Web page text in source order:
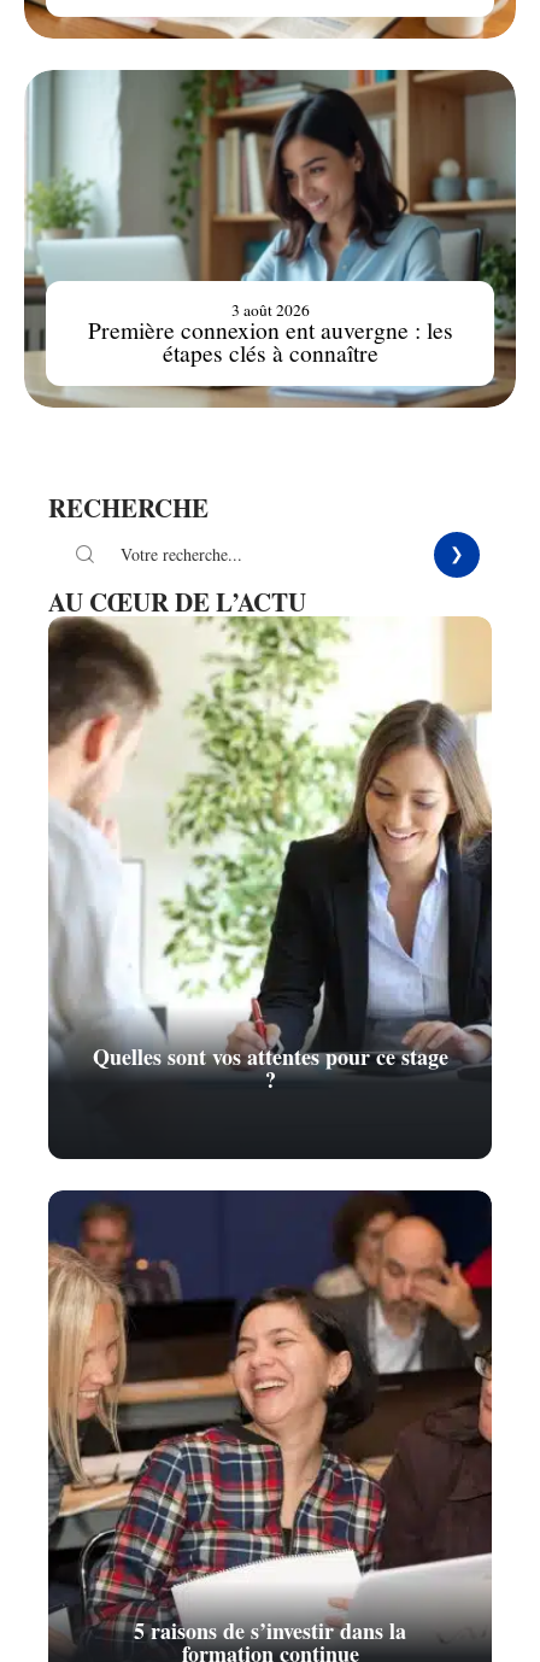
Première connexion ent auvergne : les
étapes clés à connaître
3 août 2026
RECHERCHE
AU CŒUR DE L’ACTU
Quelles sont vos attentes pour ce stage
?
5 raisons de s’investir dans la
formation continue